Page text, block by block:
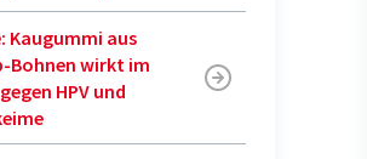
Kaugummi aus
Bohnen wirkt im
HPV und